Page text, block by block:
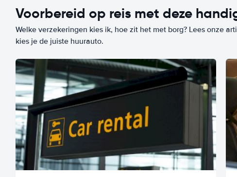
Voorbereid op reis met deze
Welke verzekeringen kies ik, hoe zit het met borg? Lees onze
kies je de juiste huurauto.